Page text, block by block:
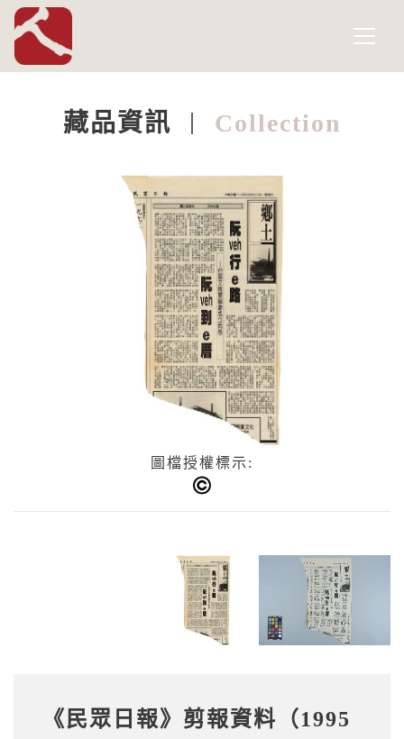
國家人權博物館
網頁導覽
藏品資訊 Collection
圖檔授權標示:
《民眾日報》剪報資料（1995